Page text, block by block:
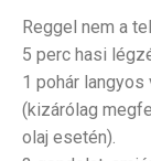
Reggel nem a
5 perc hasi
1 pohár langyos
(kizárólag
olaj esetén).